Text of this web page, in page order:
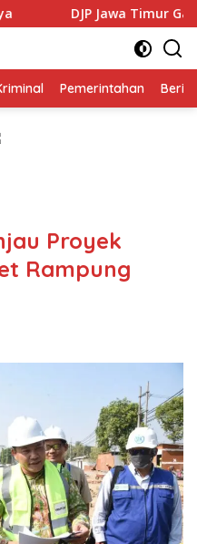
GP Ansor Tingkatkan
Pemerintahan
Proyek
Rampung